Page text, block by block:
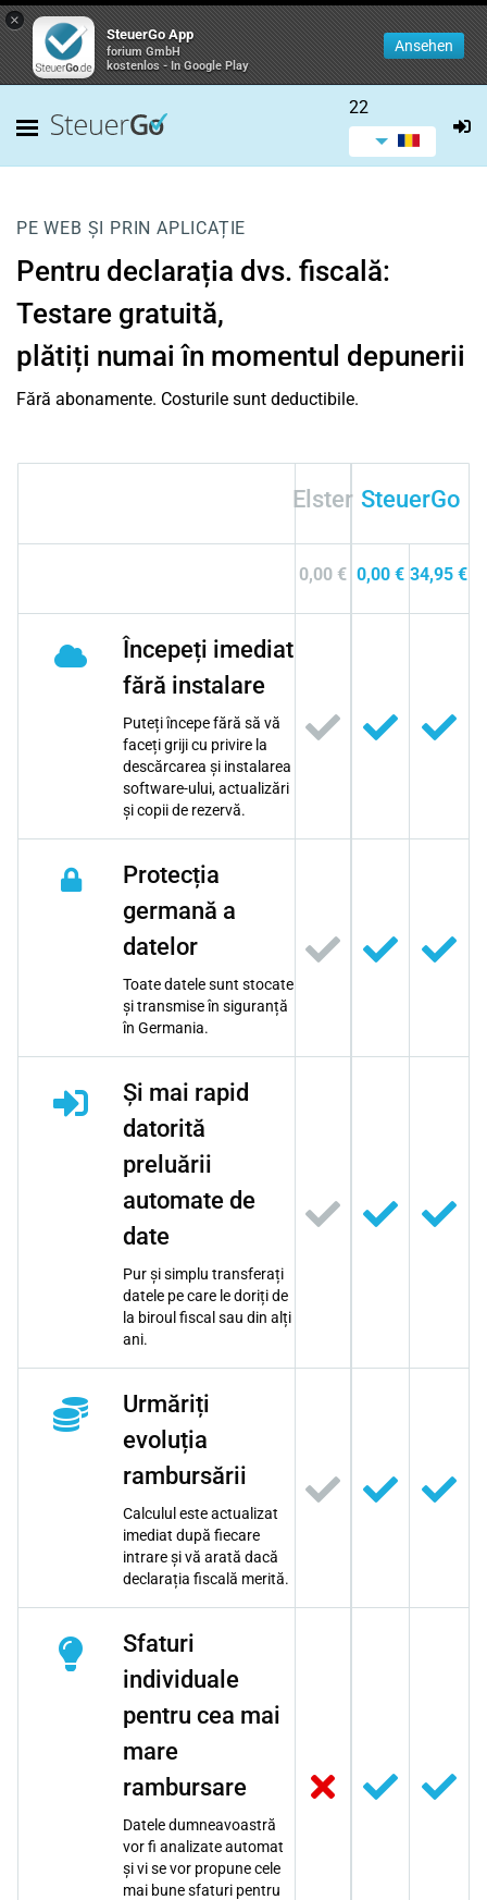
×
SteuerGo App
forium GmbH
kostenlos - In Google Play
Ansehen
22
PE WEB ȘI PRIN APLICAȚIE
Pentru declarația dvs. fiscală:
Testare gratuită,
plătiți numai în momentul depunerii
Fără abonamente. Costurile sunt deductibile.
Elster SteuerGo
0,00 € 0,00 € 34,95 €
Începeți imediat
fără instalare
Puteți începe fără să vă
faceți griji cu privire la
descărcarea și instalarea
software-ului, actualizări
și copii de rezervă.
Protecția
germană a
datelor
Toate datele sunt stocate
și transmise în siguranță
în Germania.
Și mai rapid
datorită
preluării
automate de
date
Pur și simplu transferați
datele pe care le doriți de
la biroul fiscal sau din alți
ani.
Urmăriți
evoluția
rambursării
Calculul este actualizat
imediat după fiecare
intrare și vă arată dacă
declarația fiscală merită.
Sfaturi
individuale
pentru cea mai
mare
rambursare
Datele dumneavoastră
vor fi analizate automat
și vi se vor propune cele
mai bune sfaturi pentru